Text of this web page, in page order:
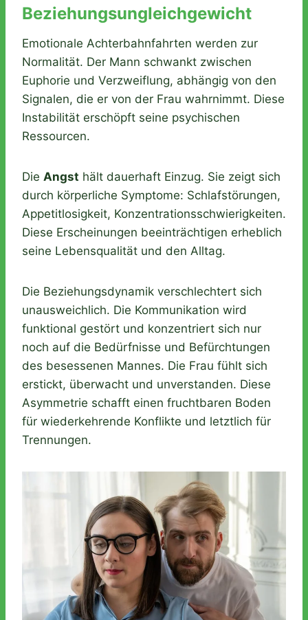
Beziehungsungleichgewicht
Emotionale Achterbahnfahrten werden zur
Normalität. Der Mann schwankt zwischen
Euphorie und Verzweiflung, abhängig von den
Signalen, die er von der Frau wahrnimmt. Diese
Instabilität erschöpft seine psychischen
Ressourcen.
Die Angst hält dauerhaft Einzug. Sie zeigt sich
durch körperliche Symptome: Schlafstörungen,
Appetitlosigkeit, Konzentrationsschwierigkeiten.
Diese Erscheinungen beeinträchtigen erheblich
seine Lebensqualität und den Alltag.
Die Beziehungsdynamik verschlechtert sich
unausweichlich. Die Kommunikation wird
funktional gestört und konzentriert sich nur
noch auf die Bedürfnisse und Befürchtungen
des besessenen Mannes. Die Frau fühlt sich
erstickt, überwacht und unverstanden. Diese
Asymmetrie schafft einen fruchtbaren Boden
für wiederkehrende Konflikte und letztlich für
Trennungen.